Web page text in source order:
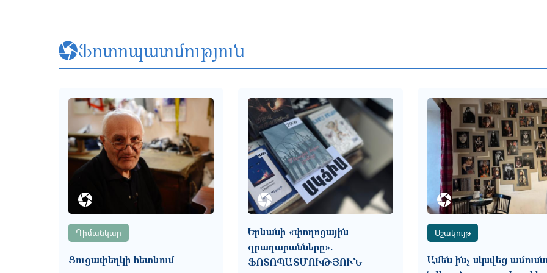
Ֆոտոպատմություն
Դիմանկար
Ցուցափեղկի հետևում
Երևանի «փողոցային
գրադարանները».
ՖՈՏՈՊԱՏՄՈՒԹՅՈՒՆ
Մշակույթ
Ամեն ինչ սկսվեց